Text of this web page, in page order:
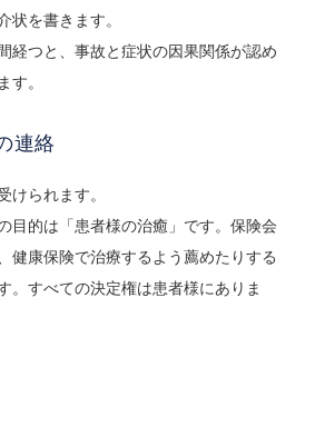
状を書きます。
経つと、事故と症状の因果関係が認め
す。
連絡
けられます。
目的は「患者様の治癒」です。保険会
健康保険で治療するよう薦めたりする
。すべての決定権は患者様にありま